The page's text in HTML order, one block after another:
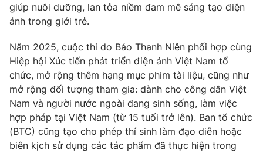
Hậu trường
Nhân vật
Khán giả
Giải sao mai
Điện ảnh
Âm nhạc
Sao
Đời sống
Du lịch
Làm đẹp
Chất lượng cuộc sống
Giáo dục
Tuyển sinh
Học trực tuyến
Công nghệ
Hitech Công nghệ tương lai
Sản phẩm
Giao lưu trực tuyến
giúp nuôi dưỡng, lan tỏa niềm đam mê sáng tạo điện
ảnh trong giới trẻ.
Năm 2025, cuộc thi do Báo Thanh Niên phối hợp cùng
Hiệp hội Xúc tiến phát triển điện ảnh Việt Nam tổ
chức, mở rộng thêm hạng mục phim tài liệu, cũng như
mở rộng đối tượng tham gia: dành cho công dân Việt
Nam và người nước ngoài đang sinh sống, làm việc
hợp pháp tại Việt Nam (từ 15 tuổi trở lên). Ban tổ chức
(BTC) cũng tạo cho phép thí sinh làm đạo diễn hoặc
biên kịch sử dụng các tác phẩm đã thực hiện trong